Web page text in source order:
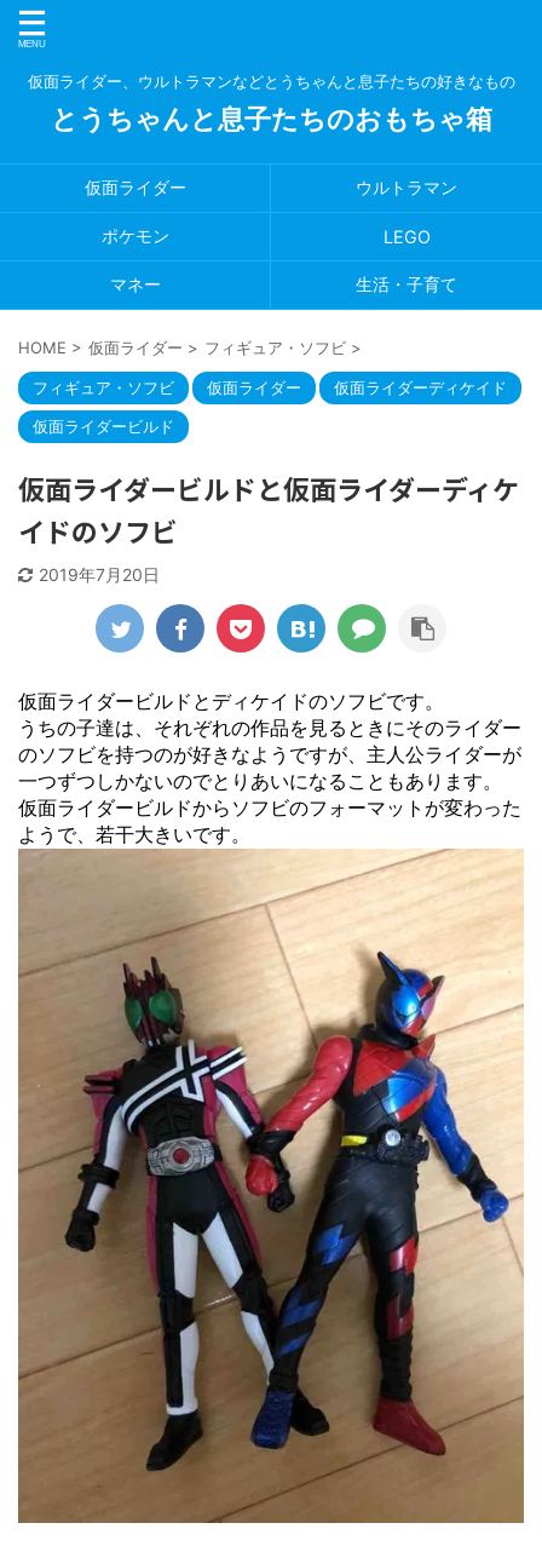
仮面ライダー、ウルトラマンなどとうちゃんと息子たちの好きなもの
とうちゃんと息子たちのおもちゃ箱
仮面ライダー ウルトラマン
ポケモン LEGO
マネー 生活・子育て
HOME > 仮面ライダー > フィギュア・ソフビ >
フィギュア・ソフビ 仮面ライダー
仮面ライダーディケイド
仮面ライダービルド
仮面ライダービルドと仮面ライダーディケ
イドのソフビ
2019年7月20日
仮面ライダービルドとディケイドのソフビです。
うちの子達は、それぞれの作品を見るときにそのライダー
のソフビを持つのが好きなようですが、主人公ライダーが
一つずつしかないのでとりあいになることもあります。
仮面ライダービルドからソフビのフォーマットが変わった
ようで、若干大きいです。